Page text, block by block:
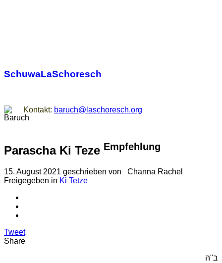
SchuwaLaSchoresch
Kontakt: baruch@laschoresch.org
Parascha Ki Teze Empfehlung
15. August 2021 geschrieben von
Channa Rachel
Freigegeben in Ki Tetze
Tweet
Share
ב"ה